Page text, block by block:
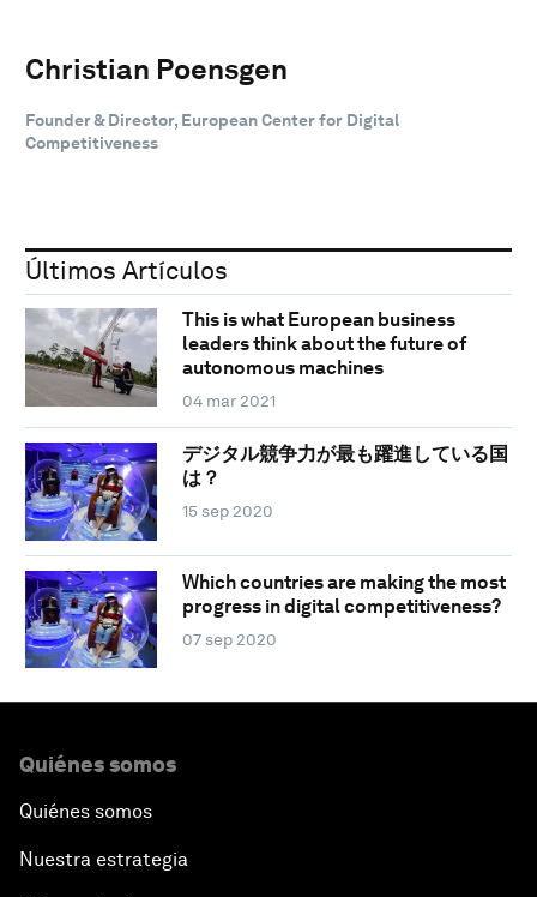
Christian Poensgen
Founder & Director, European Center for Digital
Competitiveness
Últimos Artículos
This is what European business
leaders think about the future of
autonomous machines
04 mar 2021
デジタル競争力が最も躍進している国
は？
15 sep 2020
Which countries are making the most
progress in digital competitiveness?
07 sep 2020
Quiénes somos
Quiénes somos
Nuestra estrategia